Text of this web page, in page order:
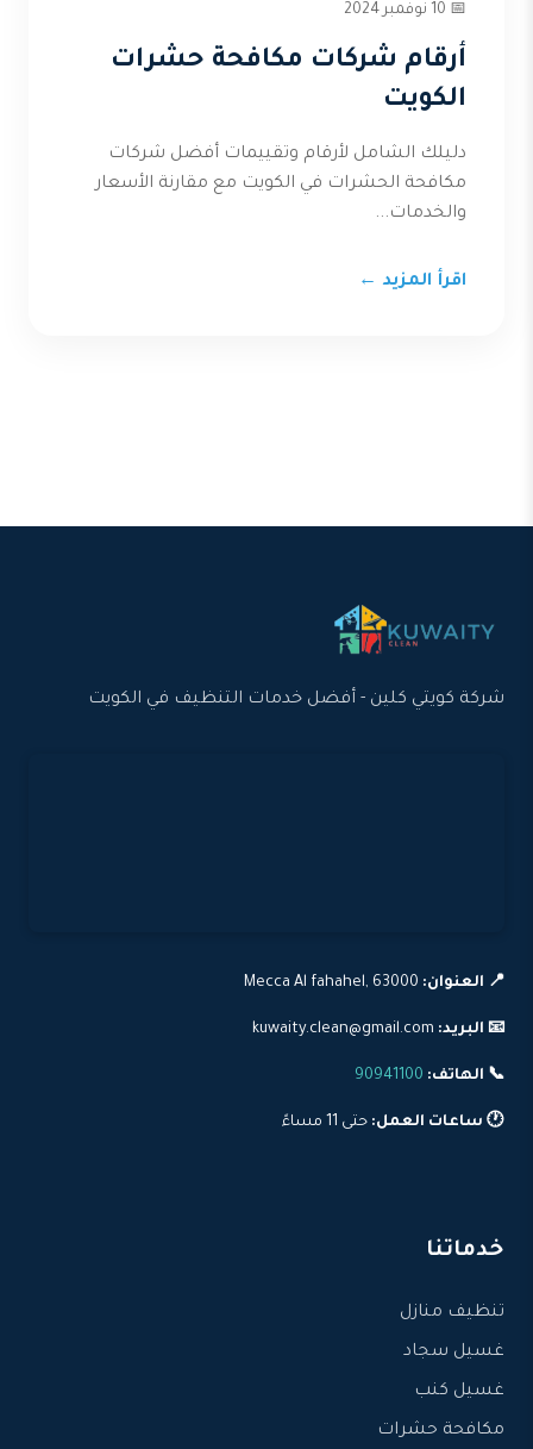
📅 10 نوفمبر 2024
أرقام شركات مكافحة حشرات
الكويت
دليلك الشامل لأرقام وتقييمات أفضل شركات
مكافحة الحشرات في الكويت مع مقارنة الأسعار
والخدمات...
اقرأ المزيد ←
شركة كويتي كلين - أفضل خدمات التنظيف في الكويت
📍 العنوان:
📧 البريد:
📞 الهاتف: 90941100
🕐 ساعات العمل: حتى 11 مساءً
خدماتنا
تنظيف منازل
غسيل سجاد
غسيل كنب
مكافحة حشرات